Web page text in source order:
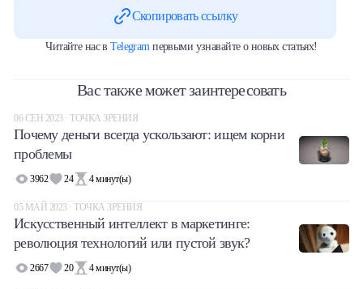
Скопировать ссылку
Читайте нас вTelegram первыми узнавайте о новых статьях!
Вас также может заинтересовать
06 СЕН 2023 · ТОЧКА ЗРЕНИЯ
Почему деньги всегда ускользают: ищем корни
проблемы
3962 24 4минут(ы)
05 МАЙ 2023 · ТОЧКА ЗРЕНИЯ
Искусственный интеллект в маркетинге:
революция технологий или пустой звук?
2667 20 4минут(ы)